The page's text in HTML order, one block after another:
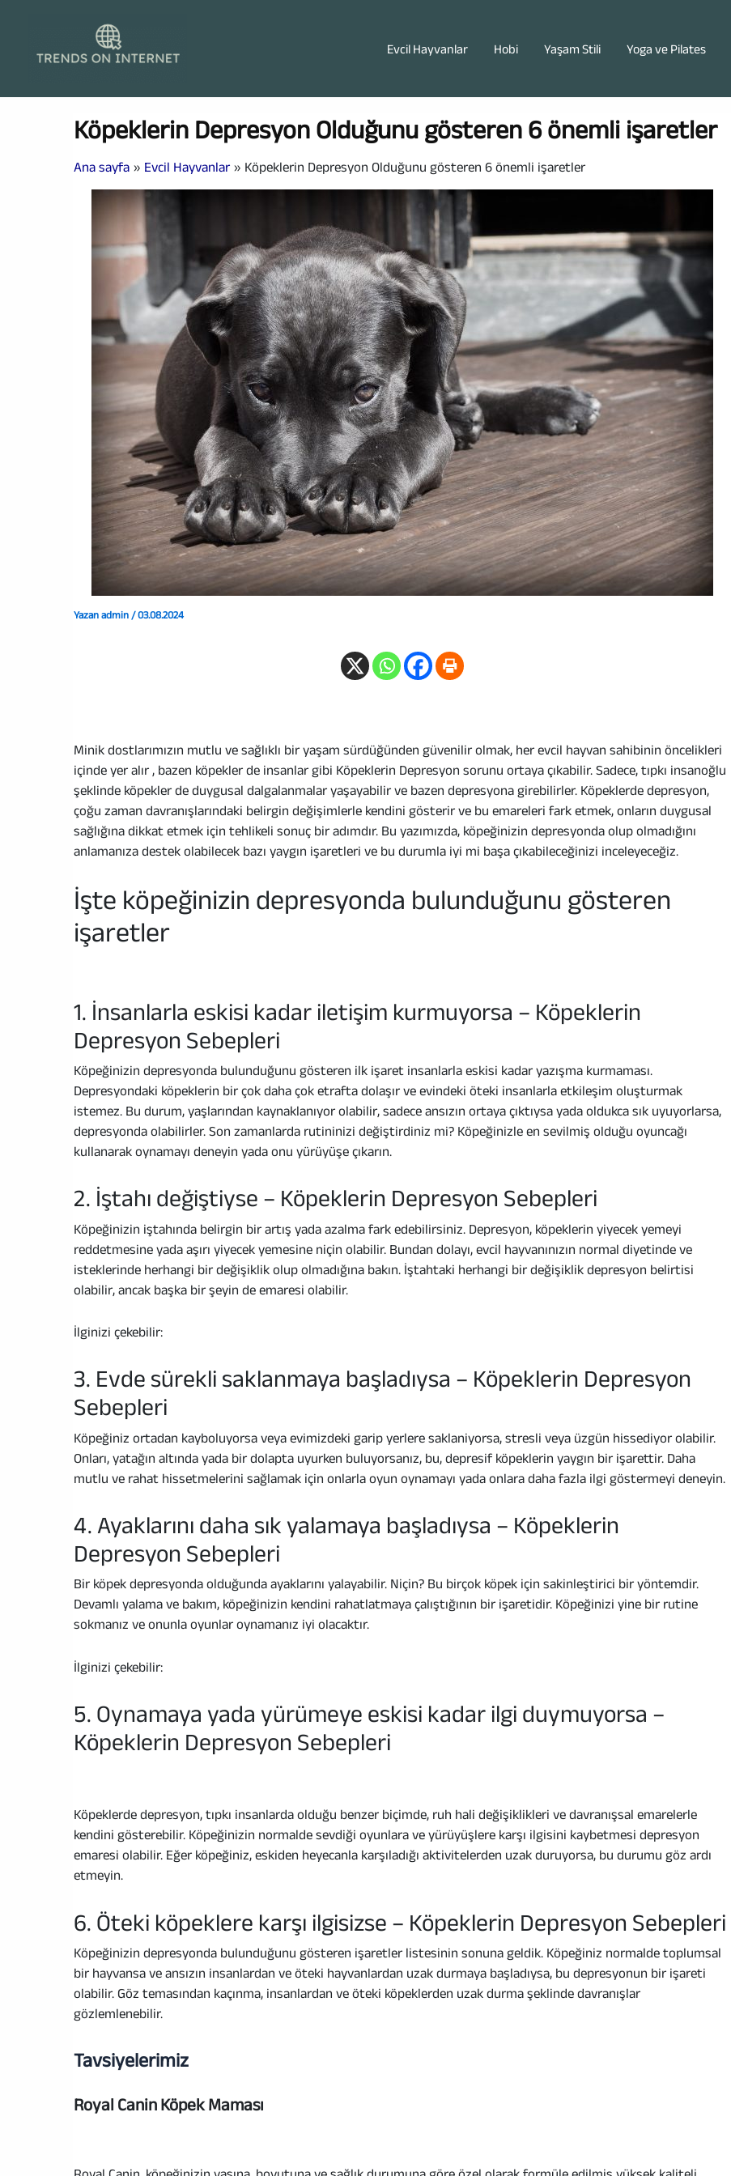
Evcil Hayvanlar Hobi Yaşam Stili Yoga ve Pilates
Köpeklerin Depresyon ​​Olduğunu gösteren 6 önemli işaretler
Ana sayfa Evcil Hayvanlar Köpeklerin Depresyon ​​Olduğunu gösteren 6 önemli işaretler
Yazan admin /03.08.2024
Minik dostlarımızın mutlu ve sağlıklı bir yaşam sürdüğünden güvenilir olmak, her evcil hayvan sahibinin öncelikleri
içinde yer alır , bazen köpekler de insanlar gibi Köpeklerin Depresyon sorunu ortaya çıkabilir. Sadece, tıpkı insanoğlu
şeklinde köpekler de duygusal dalgalanmalar yaşayabilir ve bazen depresyona girebilirler. Köpeklerde depresyon,
çoğu zaman davranışlarındaki belirgin değişimlerle kendini gösterir ve bu emareleri fark etmek, onların duygusal
sağlığına dikkat etmek için tehlikeli sonuç bir adımdır. Bu yazımızda, köpeğinizin depresyonda olup olmadığını
anlamanıza destek olabilecek bazı yaygın işaretleri ve bu durumla iyi mi başa çıkabileceğinizi inceleyeceğiz.
İşte köpeğinizin depresyonda ​​bulunduğunu gösteren
işaretler
1. İnsanlarla eskisi kadar iletişim kurmuyorsa – Köpeklerin
Depresyon Sebepleri
Köpeğinizin depresyonda bulunduğunu gösteren ilk işaret insanlarla eskisi kadar yazışma kurmaması.
Depresyondaki köpeklerin bir çok daha çok etrafta dolaşır ve evindeki öteki insanlarla etkileşim oluşturmak
istemez. Bu durum, yaşlarından kaynaklanıyor olabilir, sadece ansızın ortaya çıktıysa yada oldukca sık uyuyorlarsa,
depresyonda olabilirler. Son zamanlarda rutininizi değiştirdiniz mi? Köpeğinizle en sevilmiş olduğu oyuncağı
kullanarak oynamayı deneyin yada onu yürüyüşe çıkarın.
2. İştahı değiştiyse – Köpeklerin Depresyon Sebepleri
Köpeğinizin iştahında belirgin bir artış yada azalma fark edebilirsiniz. Depresyon, köpeklerin yiyecek yemeyi
reddetmesine yada aşırı yiyecek yemesine niçin olabilir. Bundan dolayı, evcil hayvanınızın normal diyetinde ve
isteklerinde herhangi bir değişiklik olup olmadığına bakın. İştahtaki herhangi bir değişiklik depresyon belirtisi
olabilir, ancak başka bir şeyin de emaresi olabilir.
İlginizi çekebilir:
3. Evde sürekli saklanmaya başladıysa – Köpeklerin Depresyon
Sebepleri
Köpeğiniz ortadan kayboluyorsa veya evimizdeki garip yerlere saklaniyorsa, stresli veya üzgün hissediyor olabilir.
Onları, yatağın altında yada bir dolapta uyurken buluyorsanız, bu, depresif köpeklerin yaygın bir işarettir. Daha
mutlu ve rahat hissetmelerini sağlamak için onlarla oyun oynamayı yada onlara daha fazla ilgi göstermeyi deneyin.
4. Ayaklarını daha sık yalamaya başladıysa – Köpeklerin
Depresyon Sebepleri
Bir köpek depresyonda olduğunda ayaklarını yalayabilir. Niçin? Bu birçok köpek için sakinleştirici bir yöntemdir.
Devamlı yalama ve bakım, köpeğinizin kendini rahatlatmaya çalıştığının bir işaretidir. Köpeğinizi yine bir rutine
sokmanız ve onunla oyunlar oynamanız iyi olacaktır.
İlginizi çekebilir:
5. Oynamaya yada yürümeye eskisi kadar ilgi duymuyorsa –
Köpeklerin Depresyon Sebepleri
Köpeklerde depresyon, tıpkı insanlarda olduğu benzer biçimde, ruh hali değişiklikleri ve davranışsal emarelerle
kendini gösterebilir. Köpeğinizin normalde sevdiği oyunlara ve yürüyüşlere karşı ilgisini kaybetmesi depresyon
emaresi olabilir. Eğer köpeğiniz, eskiden heyecanla karşıladığı aktivitelerden uzak duruyorsa, bu durumu göz ardı
etmeyin.
6. Öteki köpeklere karşı ilgisizse – Köpeklerin Depresyon Sebepleri
Köpeğinizin depresyonda bulunduğunu gösteren işaretler listesinin sonuna geldik. Köpeğiniz normalde toplumsal
bir hayvansa ve ansızın insanlardan ve öteki hayvanlardan uzak durmaya başladıysa, bu depresyonun bir işareti
olabilir. Göz temasından kaçınma, insanlardan ve öteki köpeklerden uzak durma şeklinde davranışlar
gözlemlenebilir.
Tavsiyelerimiz
Royal Canin Köpek Maması